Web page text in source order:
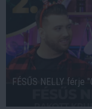
FÉSŰS NELLY férje